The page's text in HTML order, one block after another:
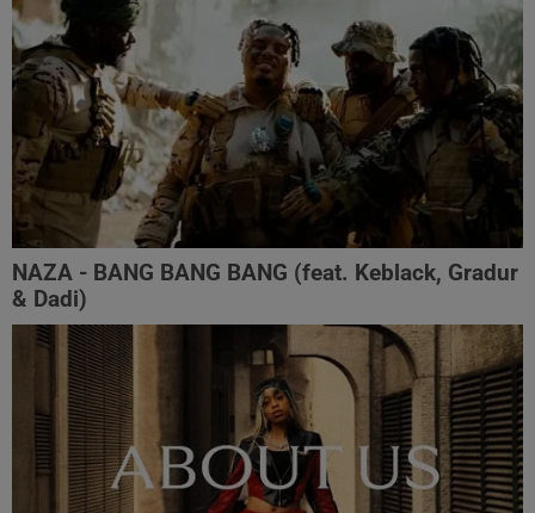
NAZA - BANG BANG BANG (feat. Keblack, Gradur
& Dadi)